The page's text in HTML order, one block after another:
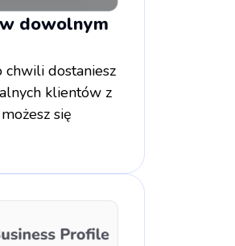
dowolnym
chwili dostaniesz
klientów z
się